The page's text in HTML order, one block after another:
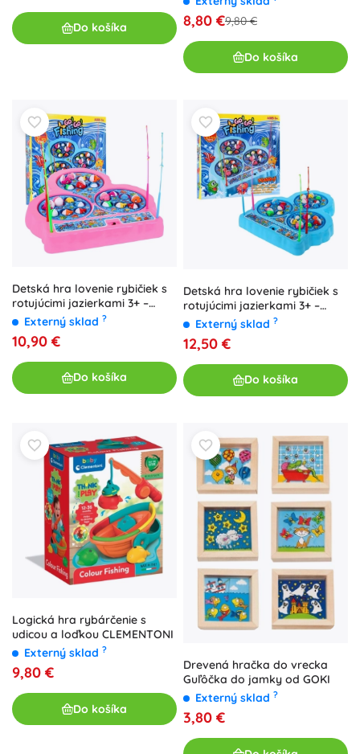
Do košíka 8,80 €9,80 €
Do košíka
Detská hra lovenie rybičiek s
rotujúcimi jazierkami 3+ –
Ružová
Externý sklad ?
10,90 €
Do košíka
Detská hra lovenie rybičiek s
rotujúcimi jazierkami 3+ –
Modrá
Externý sklad ?
12,50 €
Do košíka
Logická hra rybárčenie s
udicou a loďkou CLEMENTONI
Externý sklad ?
9,80 €
Do košíka
Drevená hračka do vrecka
Guľôčka do jamky od GOKI
Externý sklad ?
3,80 €